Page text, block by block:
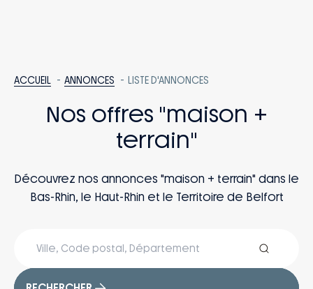
ACCUEIL ANNONCES LISTE D'ANNONCES
Nos offres "maison +
terrain"
Découvrez nos annonces "maison + terrain" dans le
Bas-Rhin, le Haut-Rhin et le Territoire de Belfort